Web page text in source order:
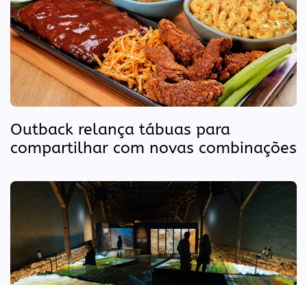
Outback relança tábuas para
compartilhar com novas combinações